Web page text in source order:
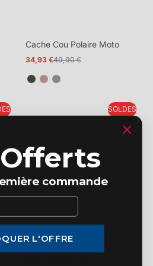
Cache Cou Polaire Moto
Prix
34,93 €
Prix
49,90 €
SOLDES
Cagoule Hiver
Prix
promotionnel
19,53 €
Prix
normal
27,90 €
Offerts
commande
L'OFFRE